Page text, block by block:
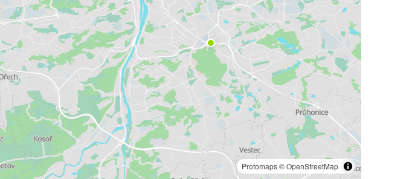
Protomaps©OpenStreetMap